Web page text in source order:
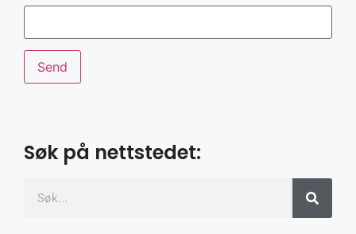
Søk på nettstedet: